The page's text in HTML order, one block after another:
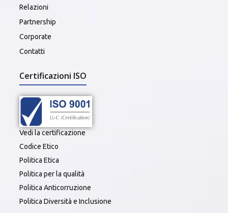
Relazioni
Partnership
Corporate
Contatti
Certificazioni ISO
Vedi la certificazione
Codice Etico
Politica Etica
Politica per la qualità
Politica Anticorruzione
Politica Diversità e Inclusione